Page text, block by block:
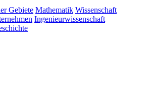
Gebiete Mathematik Wissenschaft
Ingenieurwissenschaft